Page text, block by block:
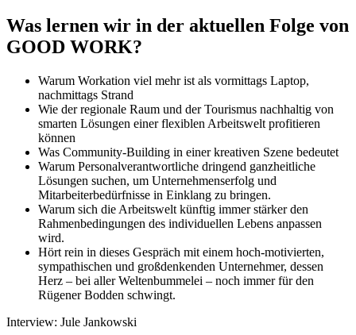
Was lernen wir in der aktuellen Folge von
GOOD WORK?
Warum Workation viel mehr ist als vormittags Laptop,
nachmittags Strand
Wie der regionale Raum und der Tourismus nachhaltig von
smarten Lösungen einer flexiblen Arbeitswelt profitieren
können
Was Community-Building in einer kreativen Szene bedeutet
Warum Personalverantwortliche dringend ganzheitliche
Lösungen suchen, um Unternehmenserfolg und
Mitarbeiterbedürfnisse in Einklang zu bringen.
Warum sich die Arbeitswelt künftig immer stärker den
Rahmenbedingungen des individuellen Lebens anpassen
wird.
Hört rein in dieses Gespräch mit einem hoch-motivierten,
sympathischen und großdenkenden Unternehmer, dessen
Herz – bei aller Weltenbummelei – noch immer für den
Rügener Bodden schwingt.
Interview: Jule Jankowski